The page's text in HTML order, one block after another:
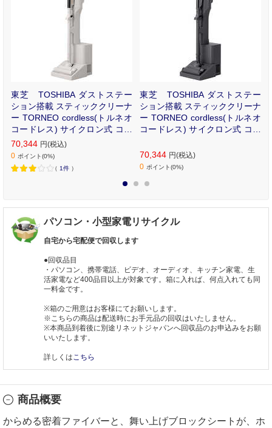
東芝 TOSHIBA ダストステー
ション搭載 スティッククリーナ
ー TORNEO cordless(トルネオ
コードレス) サイクロン式 コー
ドレス グレースベージュ VC-C
LZ74DS-C
70,344 円(税込)
0 ポイント(0%)
（ 1件 ）
東芝 TOSHIBA ダストステー
ション搭載 スティッククリーナ
ー TORNEO cordless(トルネオ
コードレス) サイクロン式 コー
LZ74DS-K
70,344 円(税込)
0 ポイント(0%)
パソコン・小型家電リサイクル
自宅から宅配便で回収します
●回収品目
・パソコン、携帯電話、ビデオ、オーディオ、キッチン家電、生
活家電など400品目以上が対象です。箱に入れば、何点入れても同
一料金です。
※箱のご用意はお客様にてお願いします。
※こちらの商品は配送時にお手元品の回収はいたしません。
※本商品到着後に別途リネットジャパンへ回収品のお申込みをお願
いいたします。
詳しくは こちら
商品概要
からめる密着ファイバーと、舞い上げブロックシートが、ホ